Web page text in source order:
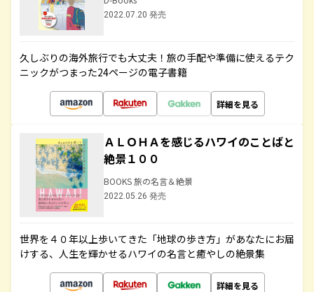
2022.07.20 発売
久しぶりの海外旅行でも大丈夫！旅の手配や準備に使えるテク
ニックがつまった24ページの電子書籍
詳細を見る
ＡＬＯＨＡを感じるハワイのことばと
絶景１００
BOOKS 旅の名言＆絶景
2022.05.26 発売
世界を４０年以上歩いてきた「地球の歩き方」があなたにお届
けする、人生を輝かせるハワイの名言と癒やしの絶景集
詳細を見る